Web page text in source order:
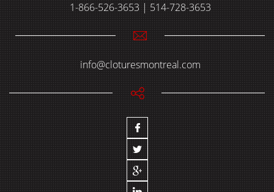
1-866-526-3653 | 514-728-3653
info@cloturesmontreal.com